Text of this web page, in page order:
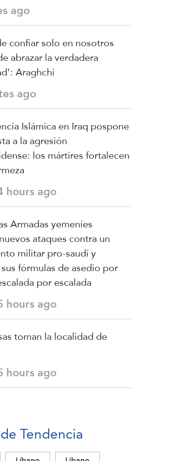
ago
confiar solo en nosotros
abrazar la verdadera
Araghchi
ago
Islámica en Iraq pospone
a la agresión
los mártires fortalecen
hours ago
Armadas yemeníes
ataques contra un
militar pro-saudí y
fórmulas de asedio por
por escalada
hours ago
toman la localidad de
hours ago
Tendencia